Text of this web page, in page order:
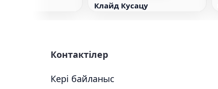
Клайд Кусацу
Контактілер
Кері байланыс